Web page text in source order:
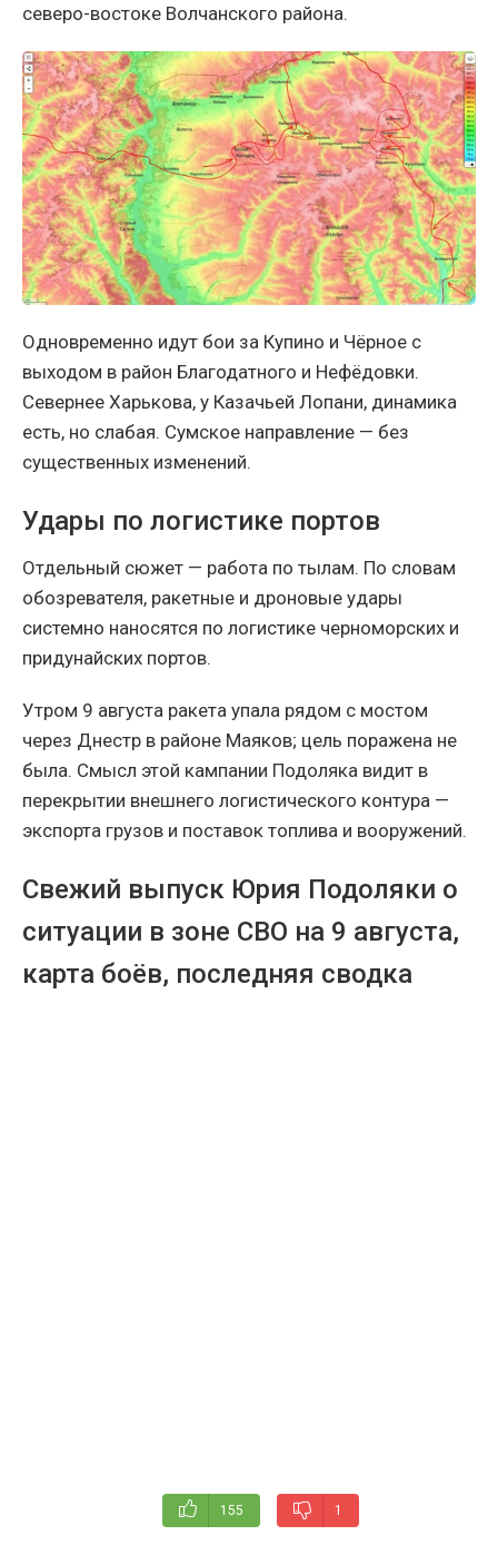
северо-востоке Волчанского района.
Одновременно идут бои за Купино и Чёрное с
выходом в район Благодатного и Нефёдовки.
Севернее Харькова, у Казачьей Лопани, динамика
есть, но слабая. Сумское направление — без
существенных изменений.
Удары по логистике портов
Отдельный сюжет — работа по тылам. По словам
обозревателя, ракетные и дроновые удары
системно наносятся по логистике черноморских и
придунайских портов.
Утром 9 августа ракета упала рядом с мостом
через Днестр в районе Маяков; цель поражена не
была. Смысл этой кампании Подоляка видит в
перекрытии внешнего логистического контура —
экспорта грузов и поставок топлива и вооружений.
Свежий выпуск Юрия Подоляки о
ситуации в зоне СВО на 9 августа,
карта боёв, последняя сводка
155 1